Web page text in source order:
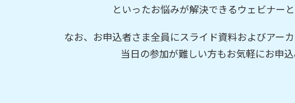
といったお悩みが解決できるウェビナー
なお、お申込者さま全員にスライド資料およびアー
当日の参加が難しい方もお気軽にお申込